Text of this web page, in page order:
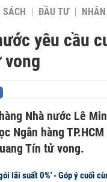
ĐẦU TƯ
yêu cầu
vong
Nhà nước Lê
Ngân hàng
Tín tử vong.
lãi suất 0%' - Góp ý cuối